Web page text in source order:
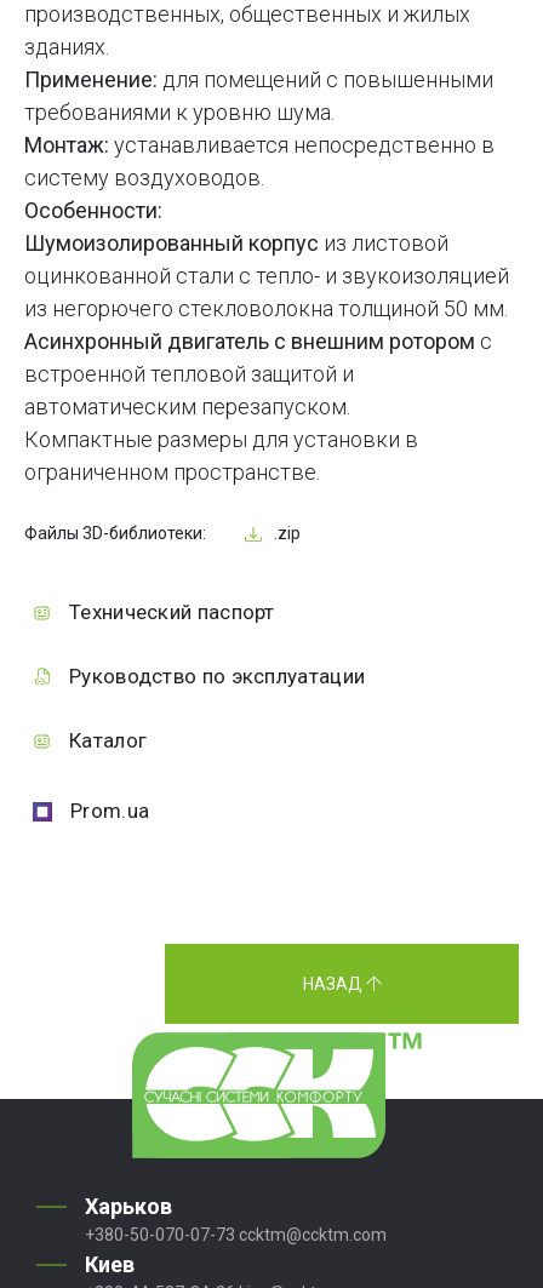
производственных, общественных и жилых
зданиях.
Применение: для помещений с повышенными
требованиями к уровню шума.
Монтаж: устанавливается непосредственно в
систему воздуховодов.
Особенности:
Шумоизолированный корпус из листовой
оцинкованной стали с тепло- и звукоизоляцией
из негорючего стекловолокна толщиной 50 мм.
Асинхронный двигатель с внешним ротором с
встроенной тепловой защитой и
автоматическим перезапуском.
Компактные размеры для установки в
ограниченном пространстве.
Файлы 3D-библиотеки: .zip
Технический паспорт
Руководство по эксплуатации
Каталог
Prom.ua
НАЗАД
Харьков
+380-50-070-07-73 ccktm@ccktm.com
Киев